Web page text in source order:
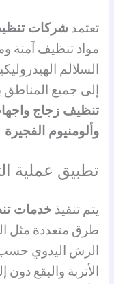
تعتمد شركات
مواد تنظيف آمنة
السلالم
إلى جميع
تنظيف زجاج
وألومنيوم الفجيرة
تطبيق عملية
يتم تنفيذ خدمات
طرق متعددة مثل
الرش اليدوي حسب
الأتربة والبقع